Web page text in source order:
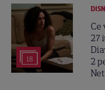
18
Ce
27
2